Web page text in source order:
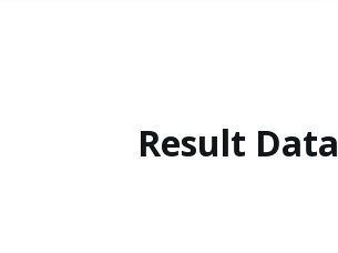
Result Data